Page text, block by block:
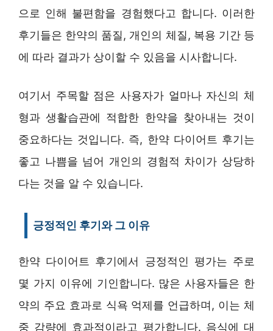
으로 인해 불편함을 경험했다고 합니다. 이러한
후기들은 한약의 품질, 개인의 체질, 복용 기간 등
에 따라 결과가 상이할 수 있음을 시사합니다.
여기서 주목할 점은 사용자가 얼마나 자신의 체
형과 생활습관에 적합한 한약을 찾아내는 것이
중요하다는 것입니다. 즉, 한약 다이어트 후기는
좋고 나쁨을 넘어 개인의 경험적 차이가 상당하
다는 것을 알 수 있습니다.
긍정적인 후기와 그 이유
한약 다이어트 후기에서 긍정적인 평가는 주로
몇 가지 이유에 기인합니다. 많은 사용자들은 한
약의 주요 효과로 식욕 억제를 언급하며, 이는 체
중 감량에 효과적이라고 평가합니다. 음식에 대